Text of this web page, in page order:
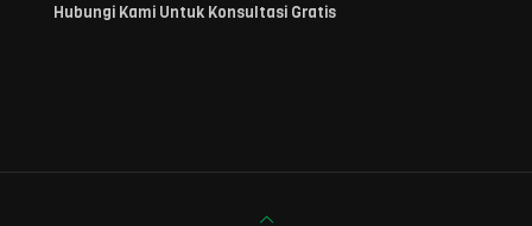
Hubungi Kami Untuk Konsultasi Gratis